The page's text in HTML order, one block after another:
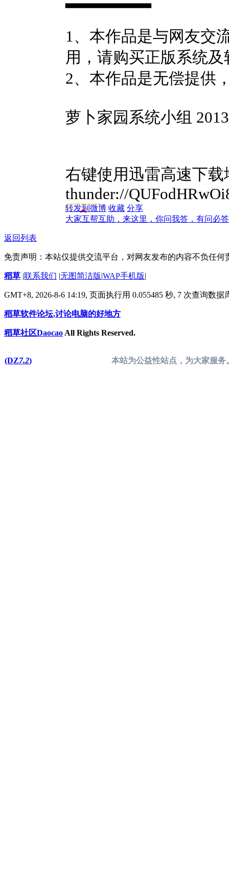
1、本作品是与网友交
用，请购买正版系统及
2、本作品是无偿提供
萝卜家园系统小组
右键使用迅雷高速下载
thunder://
转发到微博 收藏 分享
大家互帮互助，来这里，你问我答，有问必
返回列表
免责声明：本站仅提供交流平台，对网友发布的内容不负任
稻草 |联系我们 |无图简洁版|WAP手机版|
GMT+8, 2026-8-6 14:19, 页面执行用 0.055485 秒, 7 次查询数
稻草软件论坛,讨论电脑的好地方
稻草社区Daocao All Rights Reserved.
(DZ7.2) 本站为公益性站点，为大家服